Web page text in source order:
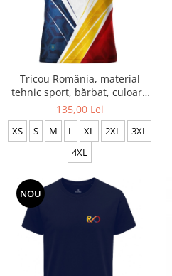
Colecția Cucuteni Neamț
Tricou România, material
tehnic sport, bărbat, culoare
albă, CS71
135,00 Lei
XS S M L XL 2XL
3XL
4XL
NOU